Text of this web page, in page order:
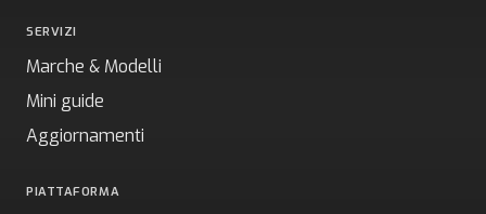
SERVIZI
Marche & Modelli
Mini guide
Aggiornamenti
PIATTAFORMA